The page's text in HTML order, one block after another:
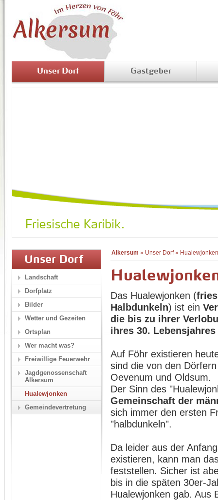
Unser Dorf Gastgeber
Alkersum » Unser Dorf» Hualewjonken
Das Hualewjonken (
Halbdunkeln) ist ein
die bis zu ihrer
ihres 30.
Auf Föhr existieren
sind die von den
Oevenum und Oldsum.
Der Sinn des
Gemeinschaft der
sich immer den ersten
"halbdunkeln".
Da leider aus der
existieren, kann man
feststellen. Sicher ist
bis in die späten 30er-
Hualewjonken gab. Aus
Unser Dorf
Landschaft
Dorfplatz
Bilder
Wetter und Gezeiten
Ortsplan
Wer macht was?
Freiwillige Feuerwehr
Jagdgenossenschaft
Alkersum
Hualewjonken
Gemeindevertretung